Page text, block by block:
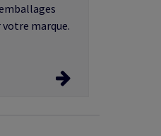
marque.